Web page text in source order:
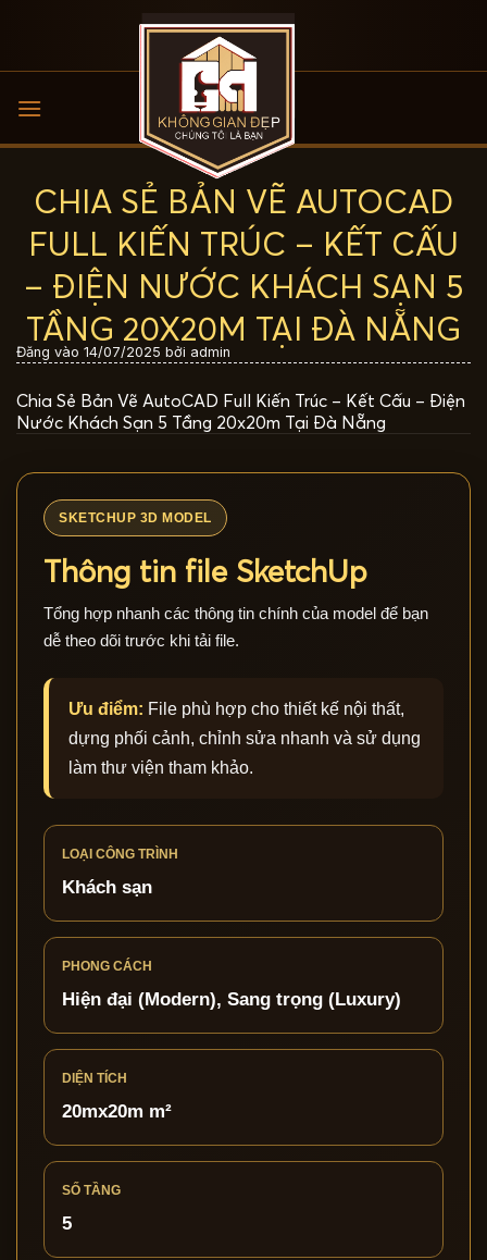
CHIA SẺ BẢN VẼ AUTOCAD
FULL KIẾN TRÚC – KẾT CẤU
– ĐIỆN NƯỚC KHÁCH SẠN 5
TẦNG 20X20M TẠI ĐÀ NẴNG
Đăng vào 14/07/2025 bởi admin
Chia Sẻ Bản Vẽ AutoCAD Full Kiến Trúc – Kết Cấu – Điện
Nước Khách Sạn 5 Tầng 20x20m Tại Đà Nẵng
SKETCHUP 3D MODEL
Thông tin file SketchUp
Tổng hợp nhanh các thông tin chính của model để bạn
dễ theo dõi trước khi tải file.
Ưu điểm: File phù hợp cho thiết kế nội thất,
dựng phối cảnh, chỉnh sửa nhanh và sử dụng
làm thư viện tham khảo.
LOẠI CÔNG TRÌNH
Khách sạn
PHONG CÁCH
Hiện đại (Modern), Sang trọng (Luxury)
DIỆN TÍCH
20mx20m m²
SỐ TẦNG
5